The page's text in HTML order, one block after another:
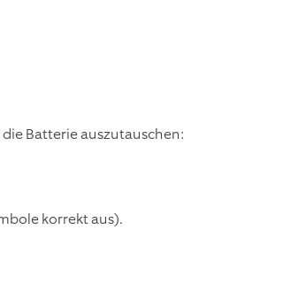
Batterie auszutauschen:
korrekt aus).